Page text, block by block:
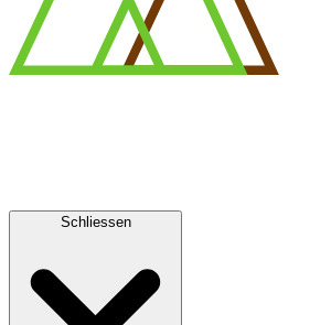
Schliessen